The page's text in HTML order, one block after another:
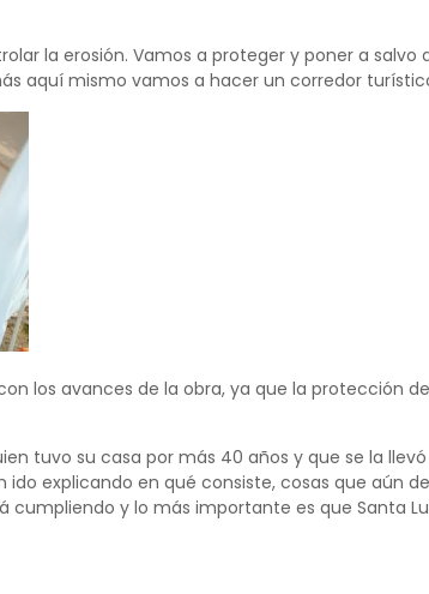
la erosión. Vamos a proteger y poner a salvo
aquí mismo vamos a hacer un corredor
los avances de la obra, ya que la protección
tuvo su casa por más 40 años y que se la
ido explicando en qué consiste, cosas que aún
cumpliendo y lo más importante es que Santa